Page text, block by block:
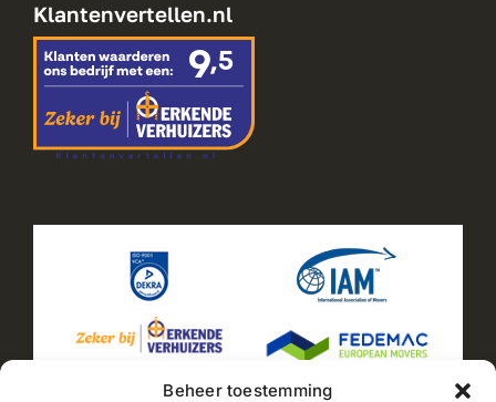
Beheer toestemming
Klantenvertellen.nl